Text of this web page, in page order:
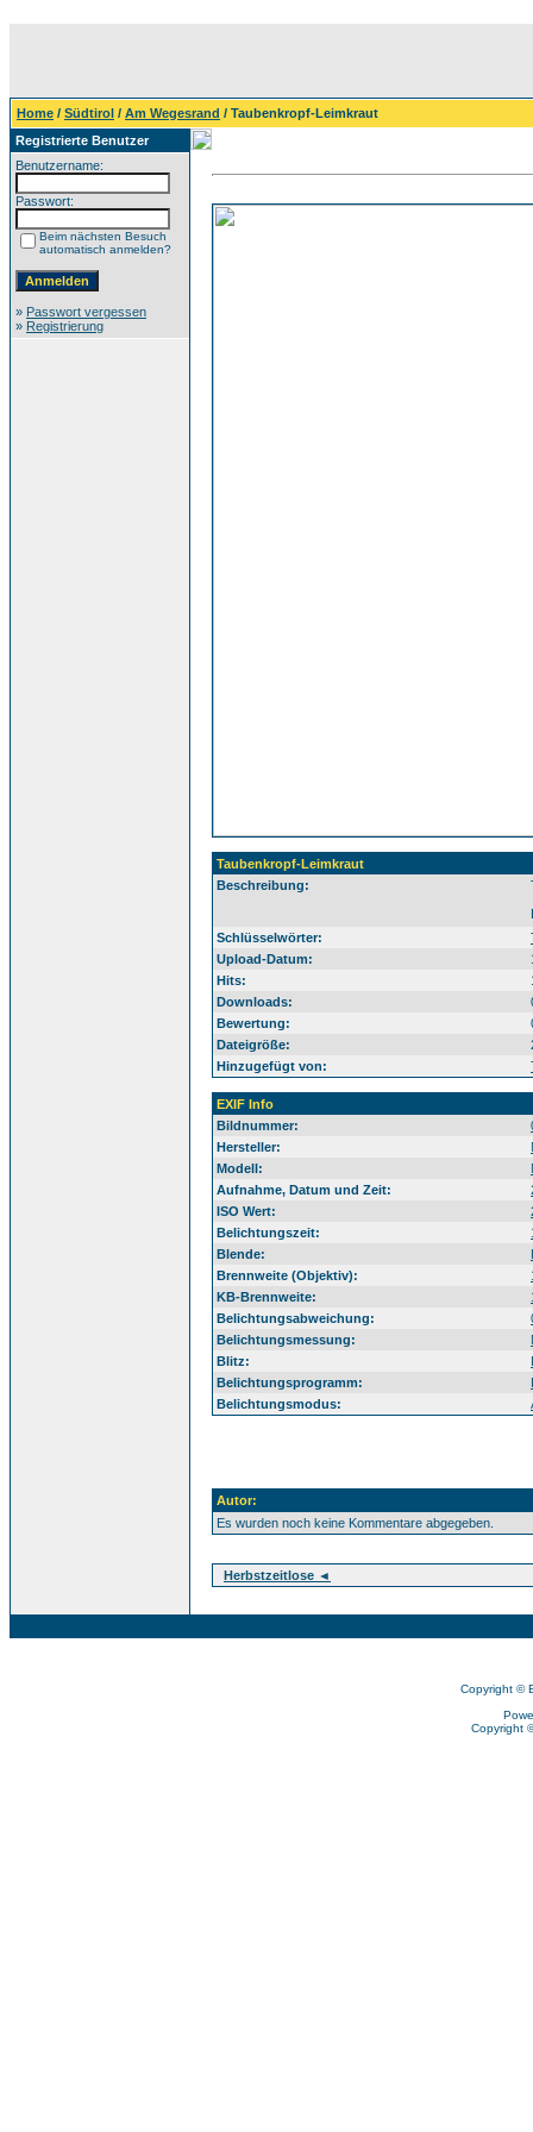
Home / Südtirol / Am Wegesrand / Taubenkropf-Leimkraut
Registrierte Benutzer
Benutzername:
Passwort:
Beim nächsten Besuch
automatisch anmelden?
» Passwort vergessen
» Registrierung
Taubenkropf-Leimkraut
Beschreibung:
Schlüsselwörter:
Upload-Datum:
Hits:
Downloads:
Bewertung:
Dateigröße:
Hinzugefügt von:
EXIF Info
Bildnummer:
Hersteller:
Modell:
Aufnahme, Datum und Zeit:
ISO Wert:
Belichtungszeit:
Blende:
Brennweite (Objektiv):
KB-Brennweite:
Belichtungsabweichung:
Belichtungsmessung:
Blitz:
Belichtungsprogramm:
Belichtungsmodus:
Autor:
Es wurden noch keine Kommentare abgegeben.
Herbstzeitlose ◄
Copyright ©
Copyright